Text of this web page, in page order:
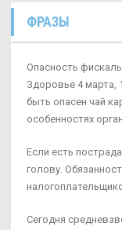
ФРАЗЫ
Опасность
Здоровье 4 марта,
быть опасен чай
особенностях
Если есть
голову.
Сегодня